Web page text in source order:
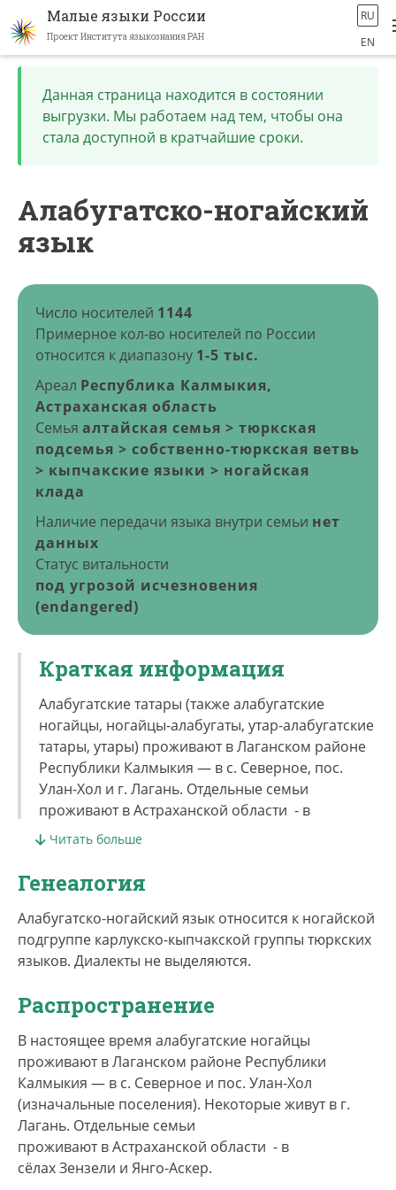
Перейти
основному
содержанию
Малые языки России
Проект Института языкознания РАН
RU
EN
Данная страница находится в состоянии
выгрузки. Мы работаем над тем, чтобы она
стала доступной в кратчайшие сроки.
Алабугатско-ногайский
язык
Число носителей 1144
Примерное кол-во носителей по России
относится к диапазону 1-5 тыс.
Ареал Республика Калмыкия,
Астраханская область
Семья алтайская семья > тюркская
подсемья > собственно-тюркская ветвь
> кыпчакские языки > ногайская
клада
Наличие передачи языка внутри семьи нет
данных
Статус витальности
под угрозой исчезновения
(endangered)
Краткая информация
Алабугатские татары (также алабугатские
ногайцы, ногайцы-алабугаты, утар-алабугатские
татары, утары) проживают в Лаганском районе
Республики Калмыкия — в с. Северное, пос.
Улан-Хол и г. Лагань. Отдельные семьи
проживают в Астраханской области - в
сёлах Зензели и Янго-Аскер. Считается, что как
разных этнических групп: в частности, ногайцев,
казахов, казанских татар, калмыков и др. Во
второй половине XIX века кочевали на
побережье Каспийского моря, в частности, в
и восходит их современное название. Стали
оседлыми уже в XX веке, образовав два
селения. Алабугатско-татарский язык ранее
считался диалектом ногайского языка наряду с
другими языками астраханских ногайцев -
юртовско-татарским и карагашским.
Согласно переписи 2010 г., число говорящих на
алабугатско-татарском языке в России — 1144
Читать больше
Генеалогия
Алабугатско-ногайский язык относится к ногайской
подгруппе карлукско-кыпчакской группы тюркских
языков. Диалекты не выделяются.
Распространение
В настоящее время алабугатские ногайцы
проживают в Лаганском районе Республики
Калмыкия — в с. Северное и пос. Улан-Хол
(изначальные поселения). Некоторые живут в г.
Лагань. Отдельные семьи
проживают в Астраханской области - в
сёлах Зензели и Янго-Аскер.